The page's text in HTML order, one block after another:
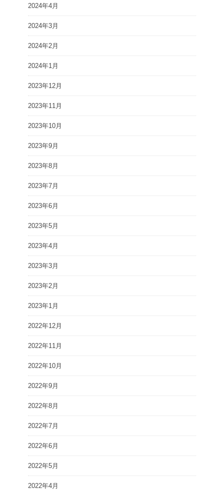
2024年4月
2024年3月
2024年2月
2024年1月
2023年12月
2023年11月
2023年10月
2023年9月
2023年8月
2023年7月
2023年6月
2023年5月
2023年4月
2023年3月
2023年2月
2023年1月
2022年12月
2022年11月
2022年10月
2022年9月
2022年8月
2022年7月
2022年6月
2022年5月
2022年4月